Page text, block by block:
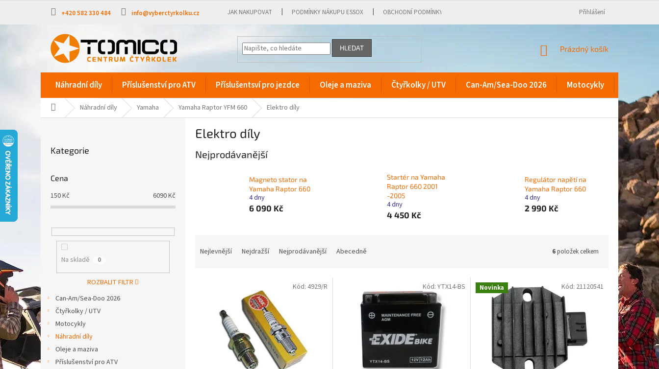
obsah
+420 582 330 484 info@vyberctyrkolku.cz JAK NAKUPOVAT PODMÍNKY NÁKUPU ESSOX OBCHODNÍ PODMÍNKY Přihlášení
HLEDAT
NÁKUPNÍ
Prázdný košík
Náhradní díly Příslušenství pro ATV Příslušentsví pro jezdce Oleje a maziva Čtyřkolky / UTV Can-Am/Sea-Doo 2026 Motocykly
Domů Náhradní díly Yamaha Yamaha Raptor YFM 660 Elektro díly
kategorie
Kategorie
Cena
150Kč 6090Kč
Na skladě 0
ROZBALIT FILTR
Can-Am/Sea-Doo 2026
Čtyřkolky / UTV
Motocykly
Náhradní díly
Oleje a maziva
Příslušenství pro ATV
Elektro díly
Nejprodávanější
Magneto stator na
Yamaha Raptor 660
4 dny
6 090 Kč
Startér na Yamaha
Raptor 660 2001
-2005
4 dny
4 450 Kč
Regulátor napětí na
Yamaha Raptor 660
4 dny
2 990 Kč
Nejlevnější Nejdražší Nejprodávanější Abecedně 6položek celkem
Kód: 4929/R Kód: YTX14-BS Novinka Kód: 21120541